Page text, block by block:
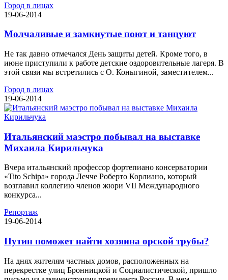
Город в лицах
19-06-2014
Молчаливые и замкнутые поют и танцуют
Не так давно отмечался День защиты детей. Кроме того, в
июне приступили к работе детские оздоровительные лагеря. В
этой связи мы встретились с О. Коныгиной, заместителем...
Город в лицах
19-06-2014
Итальянский маэстро побывал на выставке
Михаила Кирильчука
Вчера итальянский профессор фортепиано консерватории
«Tito Sсhipа» города Лечче Роберто Корлиано, который
возглавил коллегию членов жюри VII Международного
конкурса...
Репортаж
19-06-2014
Путин поможет найти хозяина орской трубы?
На днях жителям частных домов, расположенных на
перекрестке улиц Бронницкой и Социалистической, пришло